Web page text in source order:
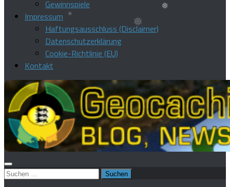
❅
❅
Gewinnspiele
Impressum
Haftungsausschluss (Disclaimer)
Datenschutzerklärung
Cookie-Richtlinie (EU)
Kontakt
Suchen